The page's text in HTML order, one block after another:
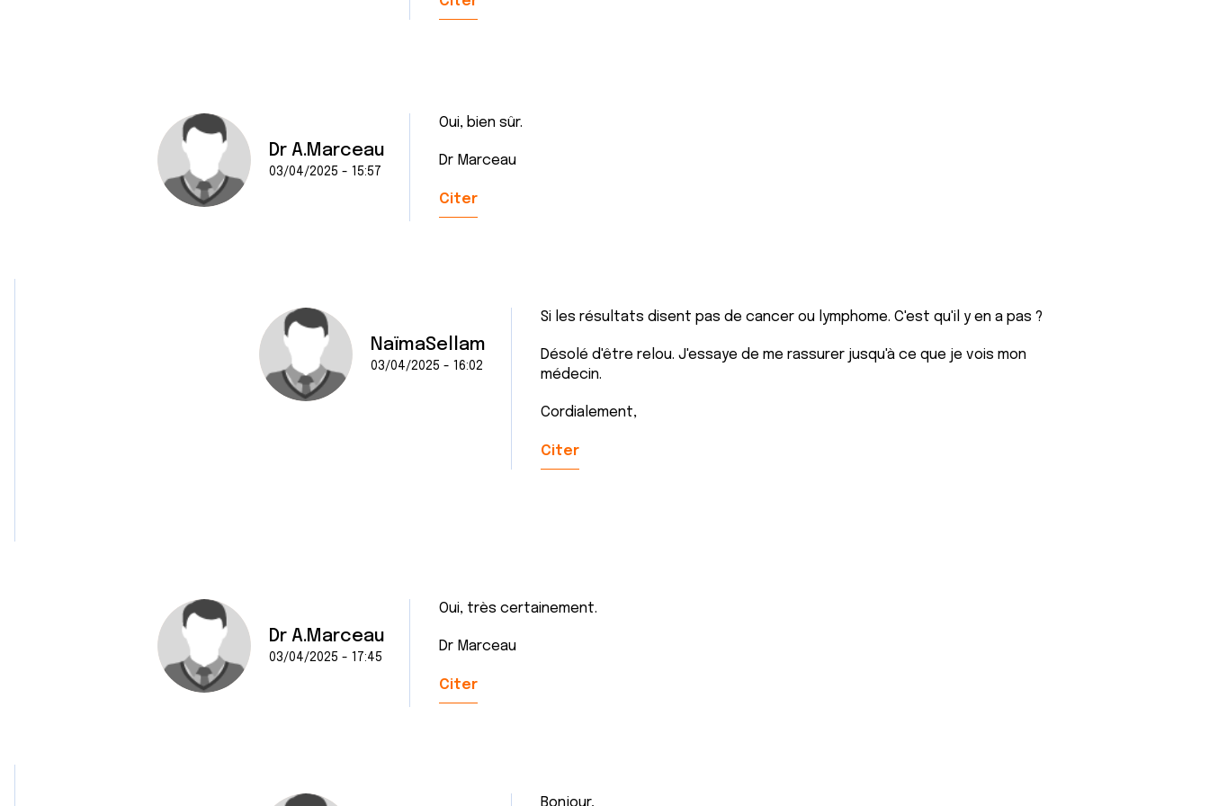
e
n
Dr A.Marceau
03/04/2025 - 15:57
Oui, bien sûr.
Dr Marceau
Citer
NaïmaSellam
03/04/2025 - 16:02
Si les résultats disent pas de cancer ou lymphome. C'est qu'il y en a pas ?
Désolé d'être relou. J'essaye de me rassurer jusqu'à ce que je vois mon
médecin.
Cordialement,
Citer
Dr A.Marceau
03/04/2025 - 17:45
Oui, très certainement.
Dr Marceau
Citer
Bonjour,